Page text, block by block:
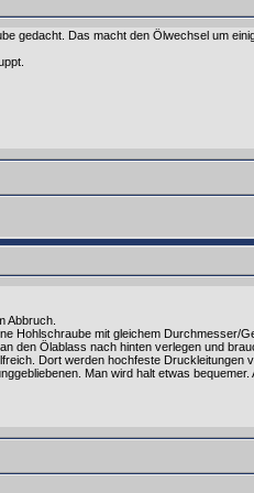
gedacht. Das macht den Ölwechsel um
Abbruch.
Hohlschraube mit gleichem Durchmesser/
den Ölablass nach hinten verlegen und
Dort werden hochfeste Druckleitungen
Man wird halt etwas